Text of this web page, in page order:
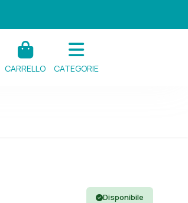
CARRELLO CATEGORIE
Disponibile